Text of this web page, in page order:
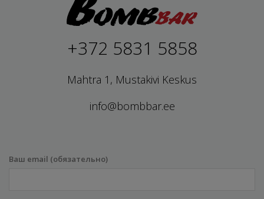
+372 5831 5858
Mahtra 1, Mustakivi Keskus
info@bombbar.ee
Ваш email (обязательно)